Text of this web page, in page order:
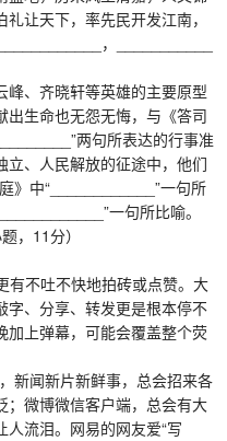
让天下，率先民开发江南，
，___________
、齐晓轩等英雄的主要原型
出生命也无怨无悔，与《答司
两句所表达的行事准
立、人民解放的征途中，他们
》中“____________”一句所
一句所比喻。
，11分）
不吐不快地拍砖或点赞。大
字、分享、转发更是根本停不
加上弹幕，可能会覆盖整个荧
闻新片新鲜事，总会招来各
；微博微信客户端，总会有大
流泪。网易的网友爱“写